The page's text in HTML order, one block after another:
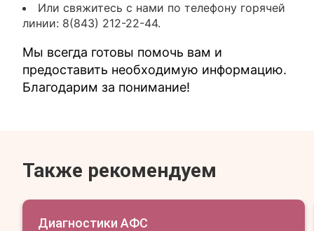
Или свяжитесь с нами по телефону горячей
линии: 8(843) 212-22-44.
Мы всегда готовы помочь вам и
предоставить необходимую информацию.
Благодарим за понимание!
Также рекомендуем
Диагностики АФС